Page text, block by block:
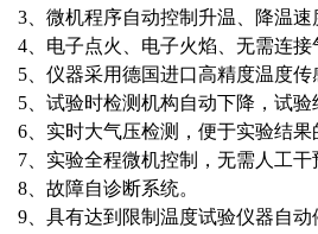
3、微机程序自动控制升温、降温速
4、电子点火、电子火焰、无需连
5、仪器采用德国进口高精度温度传
5、试验时检测机构自动下降，试验
6、实时大气压检测，便于实验结果
7、实验全程微机控制，无需人工
8、故障自诊断系统。
9、具有达到限制温度试验仪器自动